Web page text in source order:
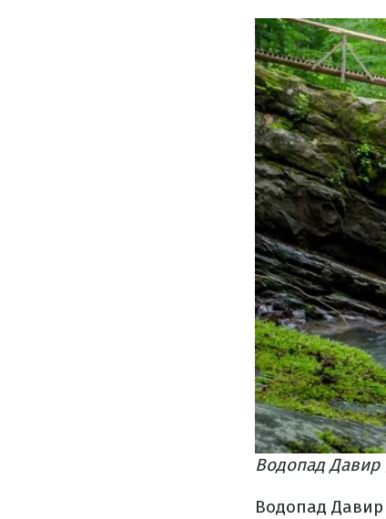
Водопад
Водопад Давир